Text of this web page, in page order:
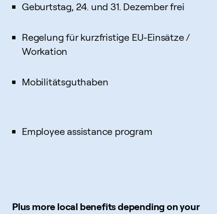
Geburtstag, 24. und 31. Dezember frei
Regelung für kurzfristige EU-Einsätze /
Workation
Mobilitätsguthaben
Employee assistance program
Plus more local benefits depending on your